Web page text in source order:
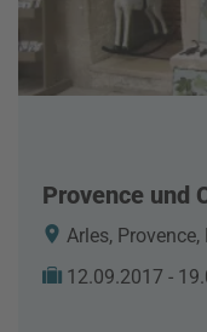
Provence und
Arles, Provence,
12.09.2017 -